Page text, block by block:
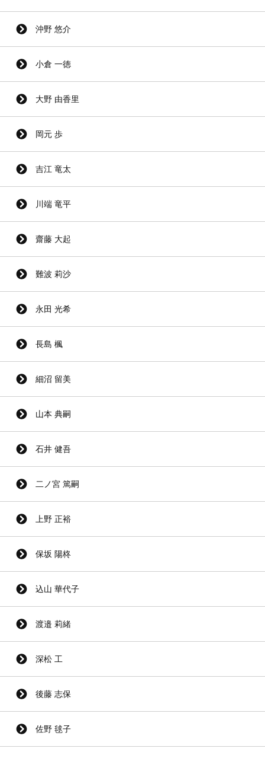
沖野 悠介
小倉 一徳
大野 由香里
岡元 歩
吉江 竜太
川端 竜平
齋藤 大起
難波 莉沙
永田 光希
長島 楓
細沼 留美
山本 典嗣
石井 健吾
二ノ宮 篤嗣
上野 正裕
保坂 陽柊
込山 華代子
渡邉 莉緒
深松 工
後藤 志保
佐野 毬子